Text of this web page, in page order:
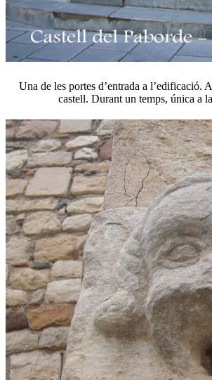
Una de les portes d’entrada a l’edificació.
castell. Durant un temps, única a